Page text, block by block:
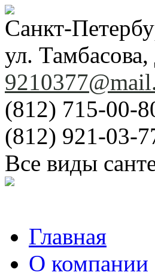
Санкт-
ул.
(812) 715-00-
(812) 921-03-
Все виды
Главная
О компании